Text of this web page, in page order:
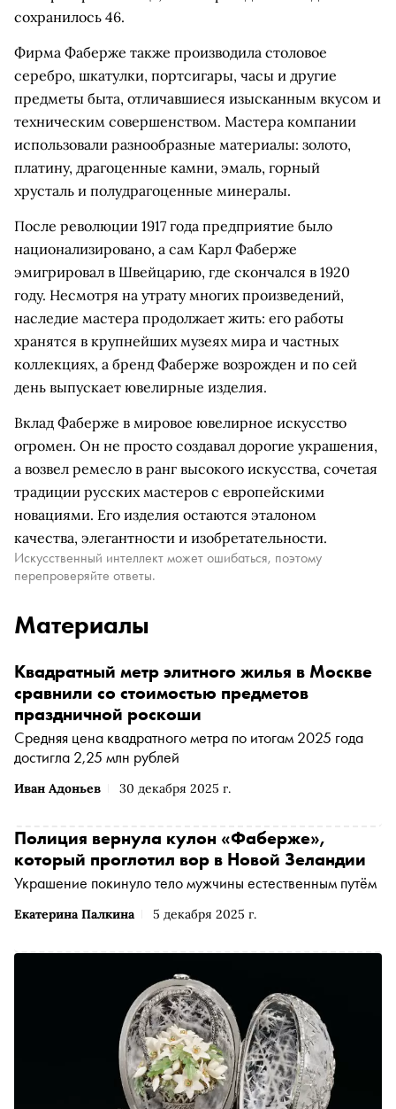
сохранилось 46.
Фирма Фаберже также производила столовое
серебро, шкатулки, портсигары, часы и другие
предметы быта, отличавшиеся изысканным вкусом и
техническим совершенством. Мастера компании
использовали разнообразные материалы: золото,
платину, драгоценные камни, эмаль, горный
хрусталь и полудрагоценные минералы.
После революции 1917 года предприятие было
национализировано, а сам Карл Фаберже
эмигрировал в Швейцарию, где скончался в 1920
году. Несмотря на утрату многих произведений,
наследие мастера продолжает жить: его работы
хранятся в крупнейших музеях мира и частных
коллекциях, а бренд Фаберже возрожден и по сей
день выпускает ювелирные изделия.
Вклад Фаберже в мировое ювелирное искусство
огромен. Он не просто создавал дорогие украшения,
а возвел ремесло в ранг высокого искусства, сочетая
традиции русских мастеров с европейскими
новациями. Его изделия остаются эталоном
качества, элегантности и изобретательности.
Искусственный интеллект может ошибаться, поэтому
перепроверяйте ответы.
Материалы
Иван Адоньев 30 декабря 2025 г.
Квадратный метр элитного жилья в Москве
сравнили со стоимостью предметов
праздничной роскоши
Средняя цена квадратного метра по итогам 2025 года
достигла 2,25 млн рублей
Екатерина Палкина 5 декабря 2025 г.
Полиция вернула кулон «Фаберже»,
который проглотил вор в Новой Зеландии
Украшение покинуло тело мужчины естественным путём